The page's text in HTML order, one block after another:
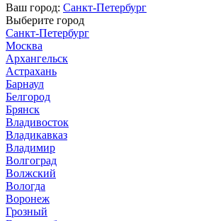
Ваш город: Санкт-Петербург
Выберите город
Санкт-Петербург
Москва
Архангельск
Астрахань
Барнаул
Белгород
Брянск
Владивосток
Владикавказ
Владимир
Волгоград
Волжский
Вологда
Воронеж
Грозный